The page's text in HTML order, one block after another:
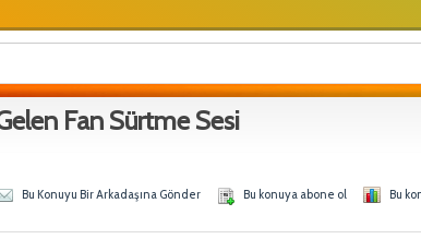
Gelen Fan Sürtme Sesi
Bu Konuyu Bir Arkadaşına Gönder Bu konuya abone ol Bu